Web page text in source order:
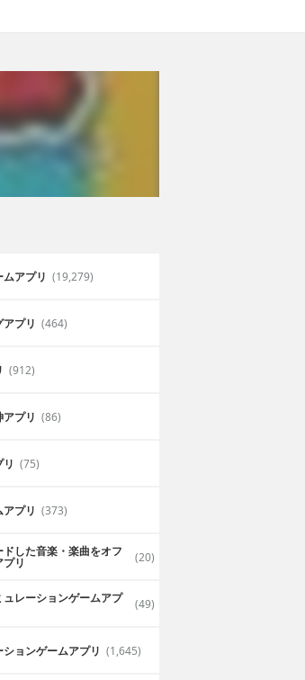
アプリ (19,279)
プリ (464)
(912)
プリ (86)
(75)
プリ (373)
した音楽・楽曲をオフ
リ (20)
レーションゲームアプ (49)
ョンゲームアプリ (1,645)